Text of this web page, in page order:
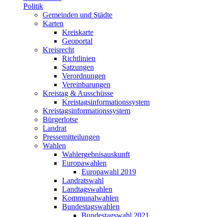
Politik
Gemeinden und Städte
Karten
Kreiskarte
Geoportal
Kreisrecht
Richtlinien
Satzungen
Verordnungen
Vereinbarungen
Kreistag & Ausschüsse
Kreistagsinformationssystem
Kreistagsinformationssystem
Bürgerlotse
Landrat
Pressemitteilungen
Wahlen
Wahlergebnisauskunft
Europawahlen
Europawahl 2019
Landratswahl
Landtagswahlen
Kommunalwahlen
Bundestagswahlen
Bundestagswahl 2021